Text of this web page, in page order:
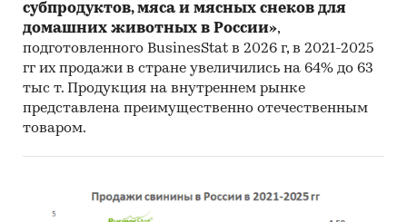
субпродуктов, мяса и мясных снеков для
домашних животных в России»,
подготовленного BusinesStat в 2026 г, в 2021-2025
гг их продажи в стране увеличились на 64% до 63
тыс т. Продукция на внутреннем рынке
представлена преимущественно отечественным
товаром.